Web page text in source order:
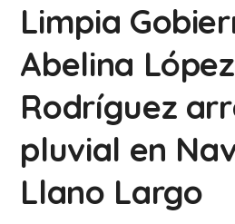
Limpia
Abelina López
Rodríguez
pluvial en
Llano Largo